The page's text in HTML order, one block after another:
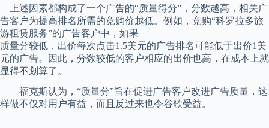
上述因素都构成了一个广告的“质量得分”，分数越高，相关广
告客户为提高排名所需的竞购价越低。例如，竞购“科罗拉多旅
游租赁服务”的广告客户中，如果
质量分较低，出价每次点击1.5美元的广告排名可能低于出价1美
元的广告。因此，分数较低的客户相应的出价也高，在成本上就
显得不划算了。
福克斯认为，“质量分”旨在促进广告客户改进广告质量，这
样做不仅对用户有益，而且反过来也令谷歌受益。